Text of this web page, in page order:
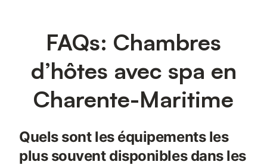
FAQs: Chambres
d’hôtes avec spa en
Charente-Maritime
Quels sont les équipements les
plus souvent disponibles dans les